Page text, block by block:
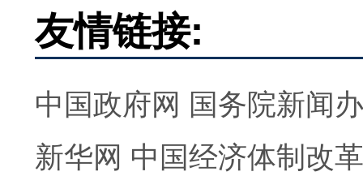
友情链接:
中国政府网 国务院新闻
新华网 中国经济体制改